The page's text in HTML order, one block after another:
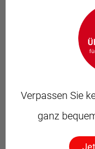
DER
Dann
Verpassen Sie
ganz